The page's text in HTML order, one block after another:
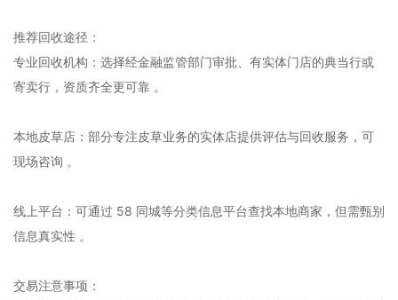
‌推荐回收途径‌：
‌专业回收机构‌：选择经金融监管部门审批、有实体门店的典当行或
寄卖行，资质齐全更可靠 。‌‌
‌本地皮草店‌：部分专注皮草业务的实体店提供评估与回收服务，可
现场咨询 。‌‌
‌线上平台‌：可通过 58 同城等分类信息平台查找本地商家，但需甄别
信息真实性 。‌‌
‌交易注意事项‌：